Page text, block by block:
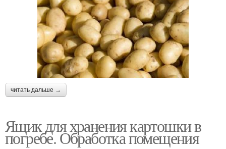
читать дальше →
Ящик для хранения картошки в
погребе. Обработка помещения